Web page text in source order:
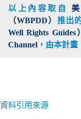
以上內容取自
（WBPDD） 推出
Well Rights Guides
Channel ，由本計畫
資料引用來源